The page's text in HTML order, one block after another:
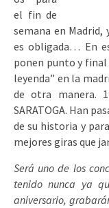
el fin de
semana en
es obligada… En
ponen punto y final
leyenda” en la
de otra manera.
SARATOGA. Han
de su historia y
mejores giras que
Será uno de los
tenido nunca ya
aniversario,